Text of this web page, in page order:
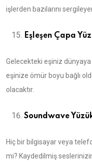
işlerden bazılarını
Eşleşen Çapa
Gelecekteki eşiniz dünyaya
eşinize ömür boyu bağlı
olacaktır.
Soundwave
Hiç bir bilgisayar veya
mi? Kaydedilmiş